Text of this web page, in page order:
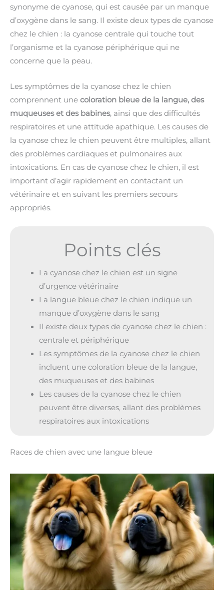
synonyme de cyanose, qui est causée par un manque
d’oxygène dans le sang. Il existe deux types de cyanose
chez le chien : la cyanose centrale qui touche tout
l’organisme et la cyanose périphérique qui ne
concerne que la peau.
Les symptômes de la cyanose chez le chien
comprennent une coloration bleue de la langue, des
muqueuses et des babines, ainsi que des difficultés
respiratoires et une attitude apathique. Les causes de
la cyanose chez le chien peuvent être multiples, allant
des problèmes cardiaques et pulmonaires aux
intoxications. En cas de cyanose chez le chien, il est
important d’agir rapidement en contactant un
vétérinaire et en suivant les premiers secours
appropriés.
Points clés
La cyanose chez le chien est un signe
d’urgence vétérinaire
La langue bleue chez le chien indique un
manque d’oxygène dans le sang
Il existe deux types de cyanose chez le chien :
centrale et périphérique
Les symptômes de la cyanose chez le chien
incluent une coloration bleue de la langue,
des muqueuses et des babines
Les causes de la cyanose chez le chien
peuvent être diverses, allant des problèmes
respiratoires aux intoxications
Races de chien avec une langue bleue